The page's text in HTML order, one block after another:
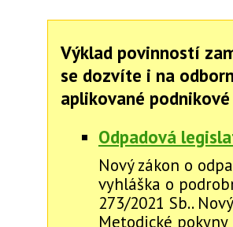
Výklad povinností
se dozvíte i na
aplikované
Odpadová
Nový zákon o
vyhláška o
273/2021 Sb..
Metodické pokyny